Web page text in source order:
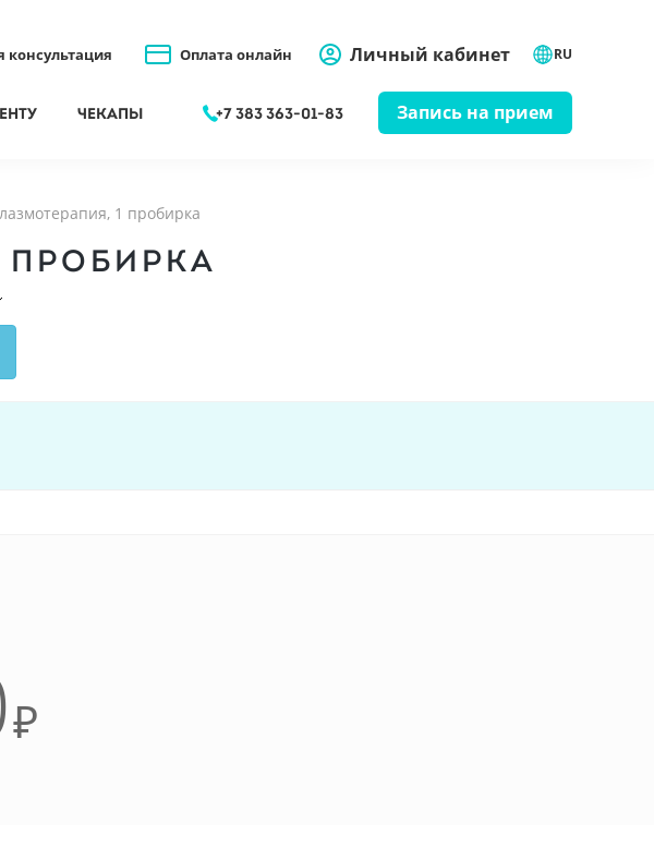
консультация Оплата онлайн Личный кабинет RU
Чекапы +7 383 363-01-83 Запись на прием
1 пробирка
ПРОБИРКА
₽